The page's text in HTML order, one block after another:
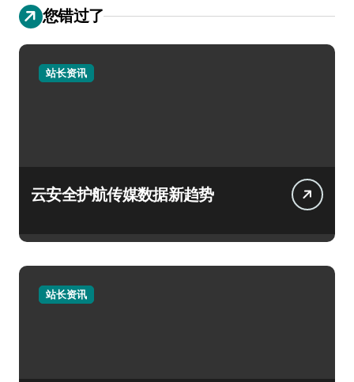
您错过了
站长资讯
云安全护航传媒数据新趋势
站长资讯